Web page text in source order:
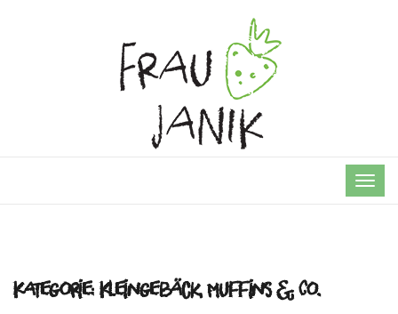
Kategorie:Kleingebäck, Muffins & Co.